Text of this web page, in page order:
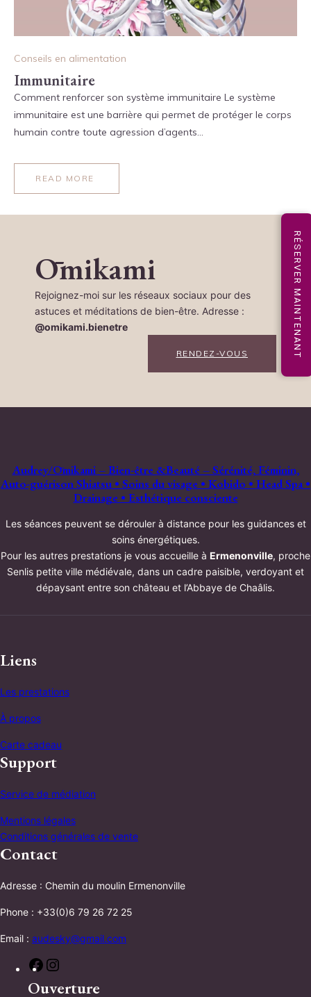
Conseils en alimentation
Immunitaire
Comment renforcer son système immunitaire Le système
immunitaire est une barrière qui permet de protéger le corps
humain contre toute agression d’agents…
READ MORE
Ōmikami
Rejoignez-moi sur les réseaux sociaux pour des
astuces et méditations de bien-être. Adresse :
@omikami.bienetre
RENDEZ-VOUS RÉSERVER MAINTENANT
Audrey/Ōmikami – Bien-être &Beauté – Sérénité, Féminin,
Auto-guérison Shiatsu • Soins du visage • Kobido • Head Spa •
Drainage • Esthétique consciente
Les séances peuvent se dérouler à distance pour les guidances et
soins énergétiques.
Pour les autres prestations je vous accueille à Ermenonville, proche
Senlis petite ville médiévale, dans un cadre paisible, verdoyant et
dépaysant entre son château et l’Abbaye de Chaâlis.
Liens
Les prestations
À propos
Carte cadeau
Support
Service de médiation
Mentions légales
Conditions générales de vente
Contact
Adresse : Chemin du moulin Ermenonville
Phone : +33(0)6 79 26 72 25
Email : audesky@gmail.com
F
Ouverture